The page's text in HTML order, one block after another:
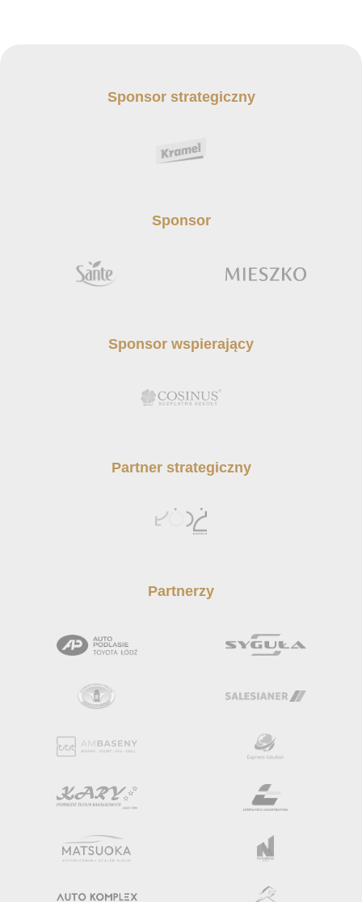
Sponsor strategiczny
Sponsor
Sponsor wspierający
Partner strategiczny
Partnerzy